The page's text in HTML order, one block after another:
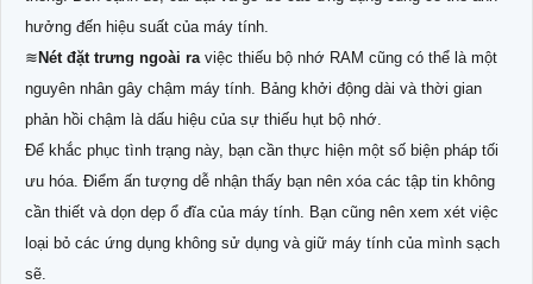
hưởng đến hiệu suất của máy tính.
≋Nét đặt trưng ngoài ra việc thiếu bộ nhớ RAM cũng có thể là một
nguyên nhân gây chậm máy tính. Bảng khởi động dài và thời gian
phản hồi chậm là dấu hiệu của sự thiếu hụt bộ nhớ.
Để khắc phục tình trạng này, bạn cần thực hiện một số biện pháp tối
ưu hóa. Điểm ấn tượng dễ nhận thấy bạn nên xóa các tập tin không
cần thiết và dọn dẹp ổ đĩa của máy tính. Bạn cũng nên xem xét việc
loại bỏ các ứng dụng không sử dụng và giữ máy tính của mình sạch
sẽ.